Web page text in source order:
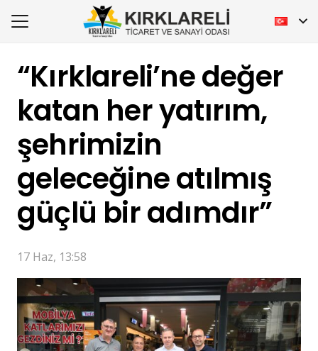
“Kırklareli’ne değer
katan her yatırım,
şehrimizin
geleceğine atılmış
güçlü bir adımdır”
17 Haz, 13:58